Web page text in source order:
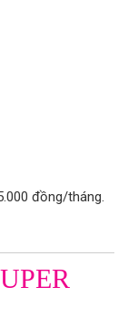
đồng/tháng.